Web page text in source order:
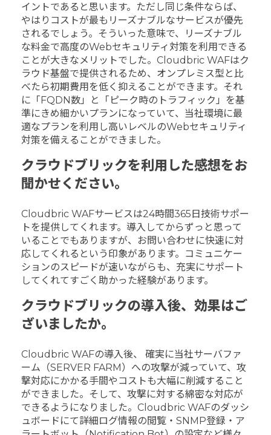
イントであると思います。ただし同じ条件ならば、
やはりコストが最もリーズナブルなサービスが優先
されるでしょう。そういった意味で、リーズナブル
な料金で高度のWebセキュリティ対策を利用できる
ことが大きなメリットでした。Cloudbric WAFはク
ラウド基盤で提供されるため、オンプレミス型と比
べたら初期費用を低く抑えることができます。それ
に「FQDN数」と「ピーク時のトラフィック」を基
準にきめ細かいプランになっていて、当社環境に最
適なプランを利用し高いレベルのWebセキュリティ
対策を備えることができました。
クラウドブリックを利用した感想をお
聞かせください。
Cloudbric WAFサービスは24時間365日技術サポー
トを提供してくれます。導入してからずっと思って
いることでもありますが、お問い合わせに快速に対
応してくれるという印象があります。コミュニケー
ションのスピードが速いながらも、充実にサポート
してくれてすごく助かった経験があります。
クラウドブリックの導入後、効果はご
ざいましたか。
Cloudbric WAFの導入後、 確実に当社サーバファ
ーム（SERVER FARM）への攻撃が減っていて、攻
撃対応にかかる手間やコストも大幅に削減すること
ができました。そして、攻撃に対する綿密な対応が
できるようになりました。Cloudbric WAFのダッシ
ュボードにて詳細ログ情報の閲覧・SNMP登録・ア